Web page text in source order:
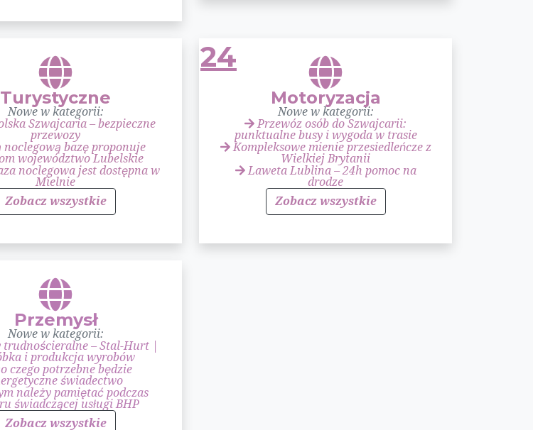
Turystyczne
Nowe w kategorii:
Szwajcaria – bezpieczne
przewozy
noclegową bazę proponuje
województwo Lubelskie
noclegowa jest dostępna w
Mielnie
Zobacz wszystkie
24
Motoryzacja
Nowe w kategorii:
Przewóz osób do Szwajcarii:
punktualne busy i wygoda w trasie
Kompleksowe mienie przesiedleńcze z
Wielkiej Brytanii
Laweta Lublina – 24h pomoc na
drodze
Zobacz wszystkie
Przemysł
Nowe w kategorii:
trudnościeralne – Stal-Hurt |
i produkcja wyrobów
czego potrzebne będzie
świadectwo
należy pamiętać podczas
świadczącej usługi BHP
Zobacz wszystkie